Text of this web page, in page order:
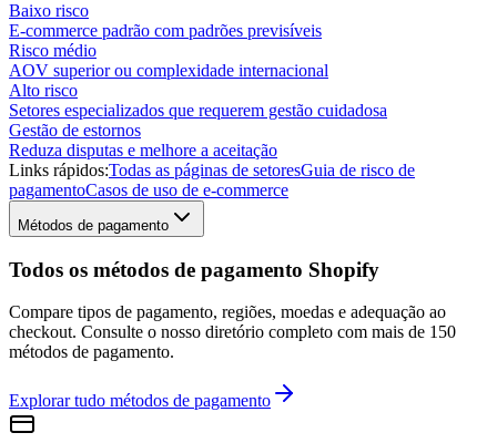
Baixo risco
E-commerce padrão com padrões previsíveis
Risco médio
AOV superior ou complexidade internacional
Alto risco
Setores especializados que requerem gestão cuidadosa
Gestão de estornos
Reduza disputas e melhore a aceitação
Links rápidos:Todas as páginas de setoresGuia de risco de
pagamentoCasos de uso de e-commerce
Métodos de pagamento
Todos os métodos de pagamento Shopify
Compare tipos de pagamento, regiões, moedas e adequação ao
checkout. Consulte o nosso diretório completo com mais de 150
métodos de pagamento.
Explorar tudo métodos de pagamento